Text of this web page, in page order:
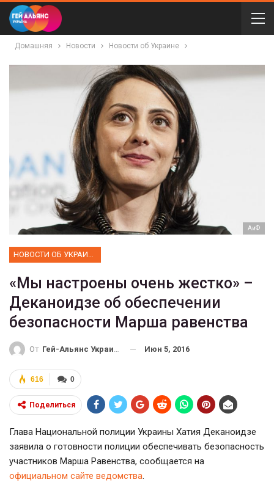
Домашняя Новости Новости об Украине
АиФ
«Мы настроены очень жестко» –
Деканоидзе об обеспечении
безопасности Марша равенства
От Гей-Альянс Украина Июн 5, 2016
0
616
Поделиться
Глава Национальной полиции Украины Хатия Деканоидзе
заявила о готовности полиции обеспечивать безопасность
участников Марша Равенства, сообщается на
официальном сайте ведомства.